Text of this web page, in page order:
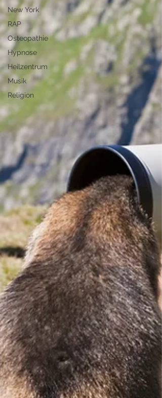
New York
RAP
Osteopathie
Hypnose
Heilzentrum
Musik
Religion